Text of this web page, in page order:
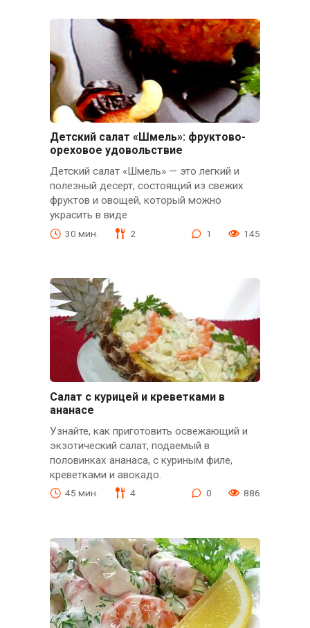
Детский салат «Шмель»: фруктово-
ореховое удовольствие
Детский салат «Шмель» — это легкий и
полезный десерт, состоящий из свежих
фруктов и овощей, который можно
украсить в виде
30 мин. 2 1 145
Салат с курицей и креветками в
ананасе
Узнайте, как приготовить освежающий и
экзотический салат, подаемый в
половинках ананаса, с куриным филе,
креветками и авокадо.
45 мин. 4 0 886